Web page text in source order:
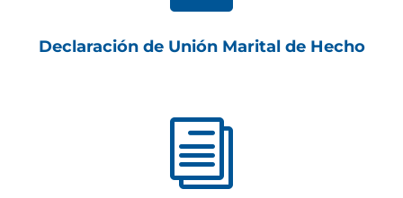
Declaración de Unión Marital de Hecho
i